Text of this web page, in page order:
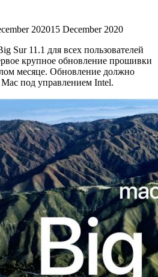
202015 December 2020
Sur 11.1 для всех пользователей
крупное обновление прошивки
месяце. Обновление должно
под управлением Intel.